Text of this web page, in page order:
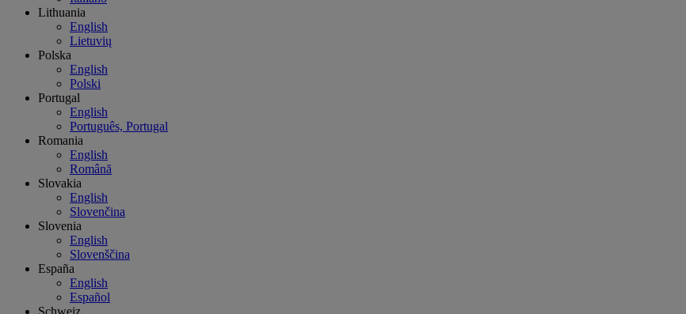
Lithuania
English
Lietuvių
Polska
English
Polski
Portugal
English
Português, Portugal
Romania
English
Română
Slovakia
English
Slovenčina
Slovenia
English
Slovenščina
España
English
Español
Schweiz